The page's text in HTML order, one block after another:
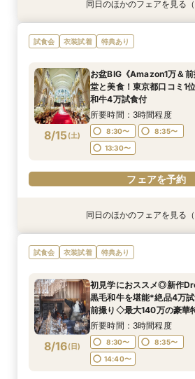
衣装試着 特典あり
8/14(金)
＜初見学におススメ＞全
じっくり相談会
12:00〜
14:00〜
17:00〜
フェアを予約
特典あり
8/14(金)
【LGBTQカップル様へ】
の形◇LGBT検定取得の専
所要時間：3時間程度
12:00〜
17:00〜
フェアを予約
同日のほかのフェアを見る（
試食会 衣装試着 特典あり
8/15(土)
お盆BIG《Amazon1万＆
堂と美食！東京都口コミ1
和牛4万試食付
所要時間：3時間程度
8:30〜
8:35〜
13:30〜
フェアを予約
衣装試着 特典あり
8/15(土)
【歴史感じる本格大聖堂×
和牛4万試食で美食を確認
所要時間：3時間程度
8:30〜
8:35〜
13:30〜
フェアを予約
衣装試着 特典あり
8/15(土)
《唯一無二の記憶に残る
え抜群の大聖堂で感動の
堪能＊
所要時間：3時間程度
8:35〜
フェアを予約
衣装試着 特典あり
8/15(土)
＜初見学に◎＞じっくり
場×絶品4万試食付きBIGフ
8:30〜
8:35〜
13:30〜
フェアを予約
衣装試着 特典あり
8/15(土)
＜料理重視の方へ◎＞こだ
美食体験◇黒毛和牛4万試
所要時間：3時間程度
8:30〜
8:35〜
13:30〜
フェアを予約
衣装試着 特典あり
8/15(土)
トレンド花嫁に◎SNSで話
出*絶品4万試食付きBIGフ
8:30〜
8:35〜
13:30〜
フェアを予約
同日のほかのフェアを見る（
試食会 衣装試着 特典あり
8/16(日)
初見学におススメ◎新作
黒毛和牛を堪能*絶品4万
前撮り◇最大140万の豪華
所要時間：3時間程度
8:30〜
8:35〜
14:40〜